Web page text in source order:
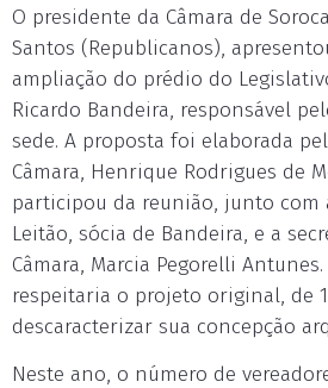
O presidente da Câmara de
Santos (Republicanos),
ampliação do prédio do
Ricardo Bandeira, responsável
sede. A proposta foi elaborada
Câmara, Henrique Rodrigues de
participou da reunião, junto com
Leitão, sócia de Bandeira, e a
Câmara, Marcia Pegorelli
respeitaria o projeto original, de
descaracterizar sua concepção
Neste ano, o número de